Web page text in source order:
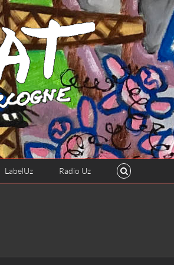
LabelUz Radio Uz